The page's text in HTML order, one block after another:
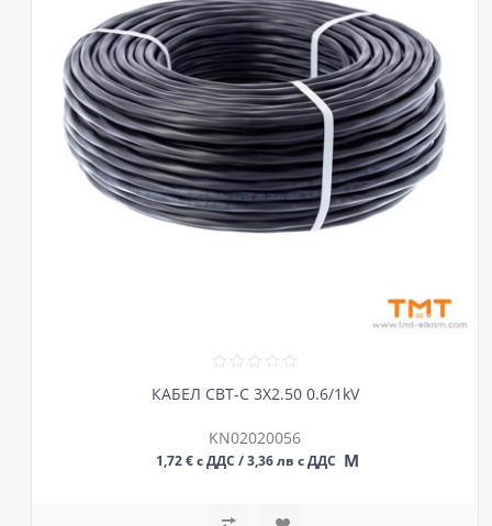
КАБЕЛ СВТ-С 3Х2.50 0.6/1kV
KN02020056
1,72 € с ДДС / 3,36 лв с ДДС М